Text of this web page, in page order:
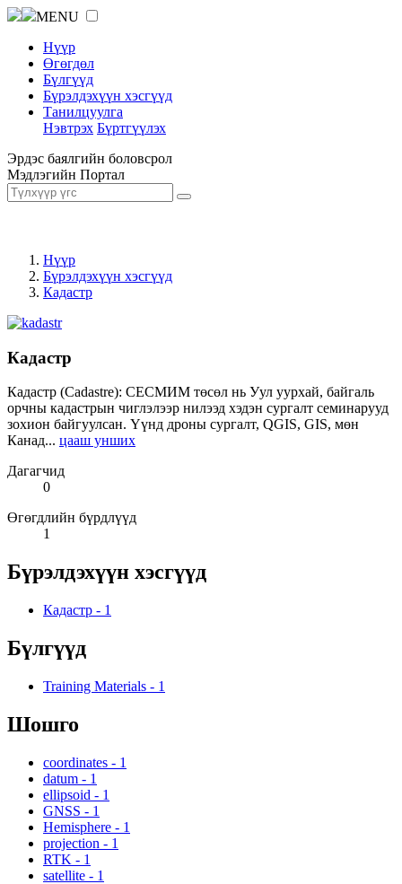
MENU
Нүүр
Өгөгдөл
Бүлгүүд
Бүрэлдэхүүн хэсгүүд
Танилцуулга
Нэвтрэх Бүртгүүлэх
Эрдэс баялгийн боловсрол
Мэдлэгийн Портал
Нүүр
Бүрэлдэхүүн хэсгүүд
Кадастр
Кадастр
Кадастр (Cadastre): СЕСМИМ төсөл нь Уул уурхай, байгаль
орчны кадастрын чиглэлээр нилээд хэдэн сургалт семинарууд
зохион байгуулсан. Үүнд дроны сургалт, QGIS, GIS, мөн
Канад... цааш унших
Дагагчид
0
Өгөгдлийн бүрдлүүд
1
Бүрэлдэхүүн хэсгүүд
Кадастр - 1
Бүлгүүд
Training Materials - 1
Шошго
coordinates - 1
datum - 1
ellipsoid - 1
GNSS - 1
Hemisphere - 1
projection - 1
RTK - 1
satellite - 1